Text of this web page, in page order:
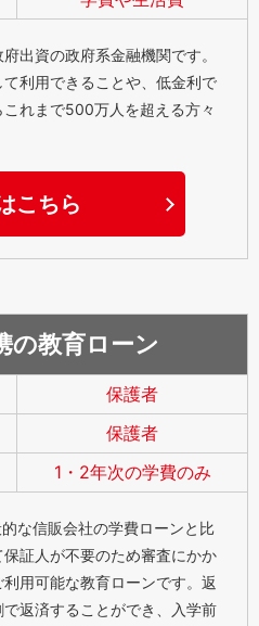
出資の政府系金融機関です。
利用できることや、低金利で
れまで500万人を超える方々
こちら
の教育ローン
保護者
保護者
1・2年次の学費のみ
な信販会社の学費ローンと比
証人が不要のため審査にかか
用可能な教育ローンです。返
返済することができ、入学前